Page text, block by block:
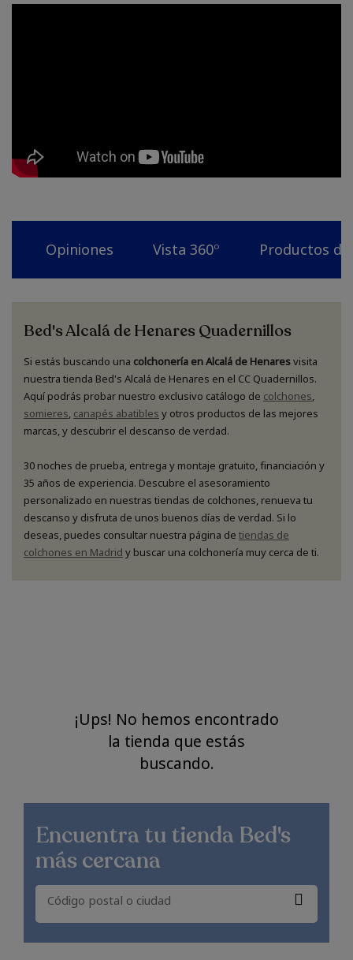
Opiniones Vista 360º Productos
Bed's Alcalá de Henares Quadernillos
Si estás buscando una colchonería en Alcalá de Henaresvisita
nuestra tienda Bed's Alcalá de Henares en el CC Quadernillos.
Aquí podrás probar nuestro exclusivo catálogo de colchones,
somieres, canapés abatibles y otros productos de las mejores
marcas, y descubrir el descanso de verdad.
30 noches de prueba, entrega y montaje gratuito, financiación y
35 años de experiencia. Descubre el asesoramiento
personalizado en nuestras tiendas de colchones, renueva tu
descanso y disfruta de unos buenos días de verdad. Si lo
deseas, puedes consultar nuestra página de tiendas de
colchones en Madrid y buscar una colchonería muy cerca de ti.
¡Ups! No hemos encontrado
la tienda que estás
buscando.
Encuentra tu tienda Bed's
más cercana